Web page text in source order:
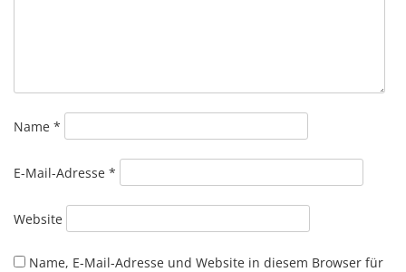
Name *
E-Mail-Adresse *
Website
Name, E-Mail-Adresse und Website in diesem Browser für